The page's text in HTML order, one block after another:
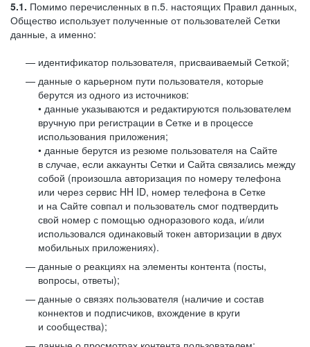
5.1. Помимо перечисленных в п.5. настоящих Правил данных,
Общество использует полученные от пользователей Сетки
данные, а именно:
идентификатор пользователя, присваиваемый Сеткой;
данные о карьерном пути пользователя, которые
берутся из одного из источников:
• данные указываются и редактируются пользователем
вручную при регистрации в Сетке и в процессе
использования приложения;
• данные берутся из резюме пользователя на Сайте
в случае, если аккаунты Сетки и Сайта связались между
собой (произошла авторизация по номеру телефона
или через сервис HH ID, номер телефона в Сетке
и на Сайте совпал и пользователь смог подтвердить
свой номер с помощью одноразового кода, и/или
использовался одинаковый токен авторизации в двух
мобильных приложениях).
данные о реакциях на элементы контента (посты,
вопросы, ответы);
данные о связях пользователя (наличие и состав
коннектов и подписчиков, вхождение в круги
и сообщества);